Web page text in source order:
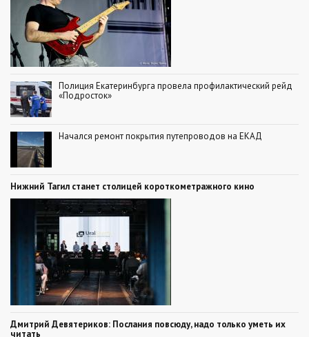
Полиция Екатеринбурга провела профилактический рейд
«Подросток»
Начался ремонт покрытия путепроводов на ЕКАД
Нижний Тагил станет столицей короткометражного кино
Дмитрий Девятериков: Послания повсюду, надо только уметь их
читать